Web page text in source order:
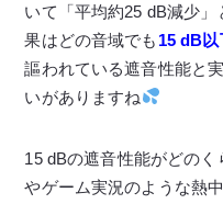
いて「平均約25 dB減少
果はどの音域でも 15 dB以
謳われている遮音性能と
いがありますね
15 dBの遮音性能がどの
やゲーム実況のような熱